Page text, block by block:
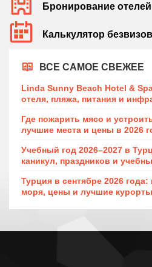
Бронирование отелей
Калькулятор
ВСЕ САМОЕ СВЕЖЕЕ
Linda Sunny Beach Hotel &
отеля, пляжа, питания и
Где пожарить мясо и
лучшие места и цены в 2026
Учебный год 2026–2027 в
каникул, праздников и
Турция в сентябре 2026 года:
моря, цены и лучшие курорты